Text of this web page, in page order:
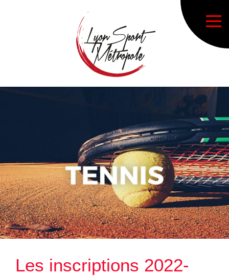
Présentation de la section tennis
archives (saisons précédentes)
Accueil principal LSM
Nos sections sportives
Les inscriptions 2022-